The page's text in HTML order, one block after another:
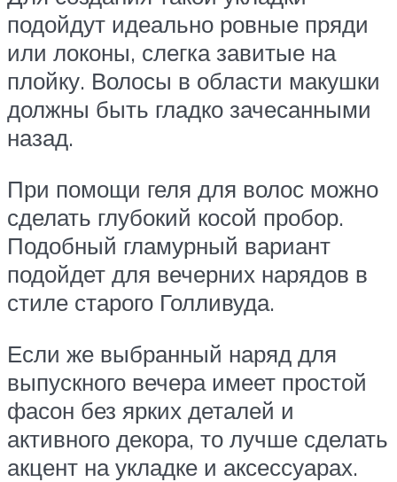
подойдут идеально ровные пряди
или локоны, слегка завитые на
плойку. Волосы в области макушки
должны быть гладко зачесанными
назад.
При помощи геля для волос можно
сделать глубокий косой пробор.
Подобный гламурный вариант
подойдет для вечерних нарядов в
стиле старого Голливуда.
Если же выбранный наряд для
выпускного вечера имеет простой
фасон без ярких деталей и
активного декора, то лучше сделать
акцент на укладке и аксессуарах.